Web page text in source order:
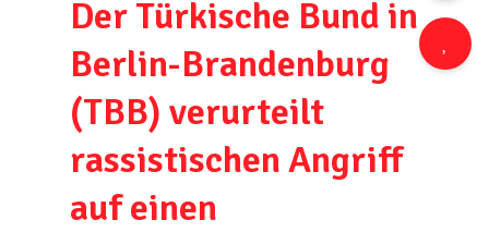
Der Türkische Bund in
Berlin-Brandenburg
(TBB) verurteilt
rassistischen Angriff
auf einen